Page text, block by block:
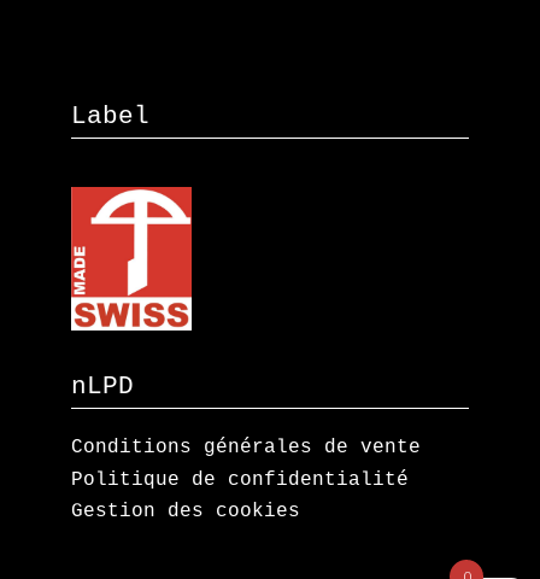
Label
nLPD
Conditions générales de vente
Politique de confidentialité
Gestion des cookies